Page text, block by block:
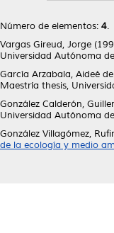
Número de elementos: 4.
Vargas Gireud, Jorge
Universidad Autónoma
García Arzabala, Aideé
Maestría thesis,
González Calderón,
Universidad Autónoma
González Villagómez,
de la ecología y medio